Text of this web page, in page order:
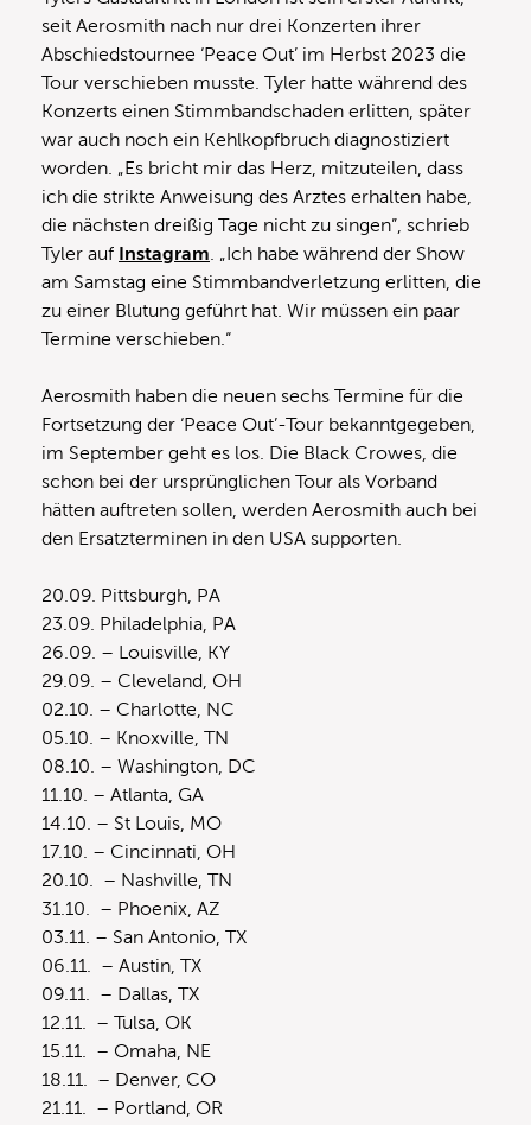
seit Aerosmith nach nur drei Konzerten ihrer
Abschiedstournee ‘Peace Out’ im Herbst 2023 die
Tour verschieben musste. Tyler hatte während des
Konzerts einen Stimmbandschaden erlitten, später
war auch noch ein Kehlkopfbruch diagnostiziert
worden. „Es bricht mir das Herz, mitzuteilen, dass
ich die strikte Anweisung des Arztes erhalten habe,
die nächsten dreißig Tage nicht zu singen”, schrieb
Tyler auf Instagram. „Ich habe während der Show
am Samstag eine Stimmbandverletzung erlitten, die
zu einer Blutung geführt hat. Wir müssen ein paar
Termine verschieben.“
Aerosmith haben die neuen sechs Termine für die
Fortsetzung der ‘Peace Out’-Tour bekanntgegeben,
im September geht es los. Die Black Crowes, die
schon bei der ursprünglichen Tour als Vorband
hätten auftreten sollen, werden Aerosmith auch bei
den Ersatzterminen in den USA supporten.
20.09. Pittsburgh, PA
23.09. Philadelphia, PA
26.09. – Louisville, KY
29.09. – Cleveland, OH
02.10. – Charlotte, NC
05.10. – Knoxville, TN
08.10. – Washington, DC
11.10. – Atlanta, GA
14.10. – St Louis, MO
17.10. – Cincinnati, OH
20.10. – Nashville, TN
31.10. – Phoenix, AZ
03.11. – San Antonio, TX
06.11. – Austin, TX
09.11. – Dallas, TX
12.11. – Tulsa, OK
15.11. – Omaha, NE
18.11. – Denver, CO
21.11. – Portland, OR